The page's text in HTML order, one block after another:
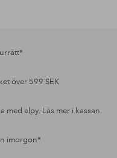
över 599 SEK
med elpy. Läs mer i kassan.
imorgon*